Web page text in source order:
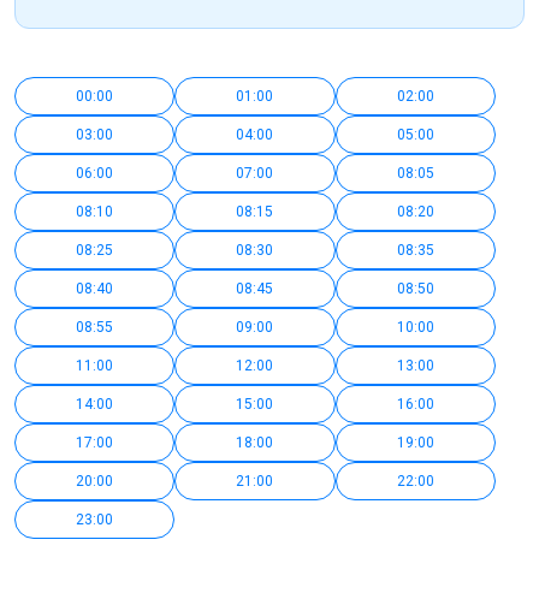
00:00 01:00 02:00
03:00 04:00 05:00
06:00 07:00 08:05
08:10 08:15 08:20
08:25 08:30 08:35
08:40 08:45 08:50
08:55 09:00 10:00
11:00 12:00 13:00
14:00 15:00 16:00
17:00 18:00 19:00
20:00 21:00 22:00
23:00